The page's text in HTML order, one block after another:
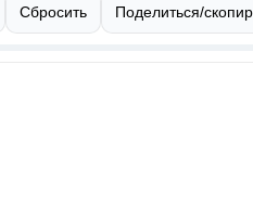
Сбросить Поделиться/